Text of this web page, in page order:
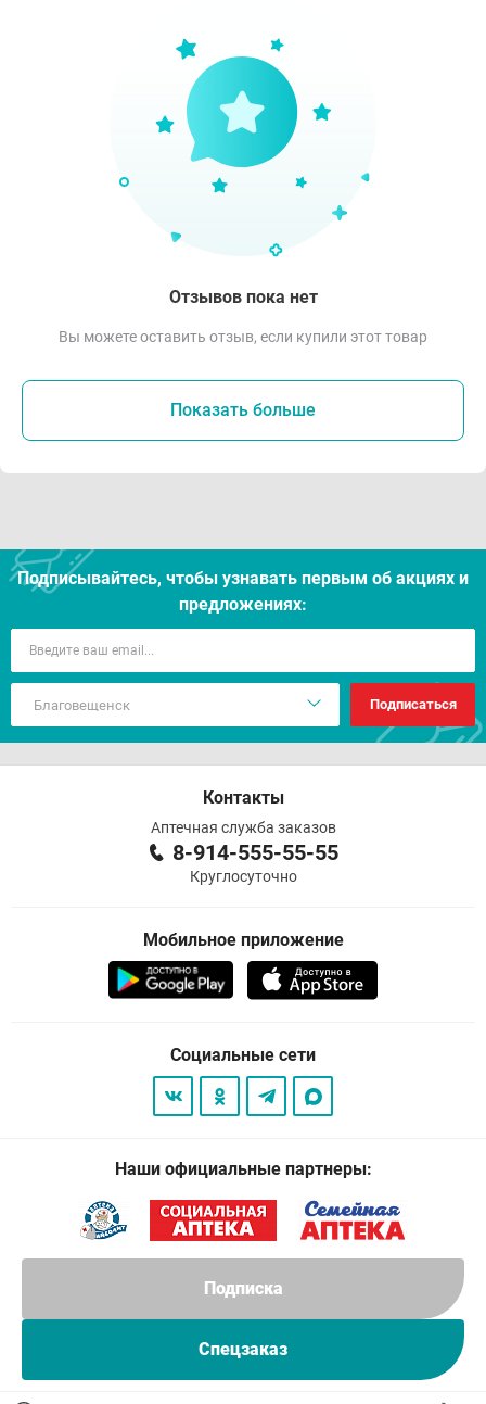
Подписка
Спецзаказ
Отзывов пока нет
Вы можете оставить отзыв, если купили этот товар
Показать больше
Подписывайтесь, чтобы узнавать первым об акцияx и
предложениях:
Подписаться
Контакты
Аптечная служба заказов
8-914-555-55-55
Круглосуточно
Мобильное приложение
Социальные сети
Наши официальные партнеры: